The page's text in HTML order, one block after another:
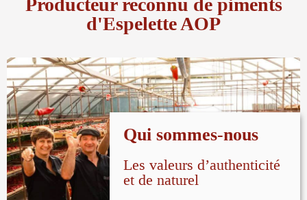
Producteur reconnu de piments
d'Espelette AOP
Qui sommes-nous
Les valeurs d’authenticité
et de naturel